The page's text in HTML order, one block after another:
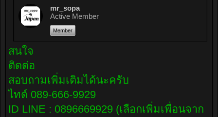
mr_sopa
Active Member
Member
สนใจ
ติดต่อ
สอบถามเพิ่มเติมได้นะครับ
ไทด์ 089-666-9929
ID LINE : 0896669929 (เลือกเพิ่มเพื่อนจาก